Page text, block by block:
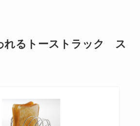
れるトーストラック ス